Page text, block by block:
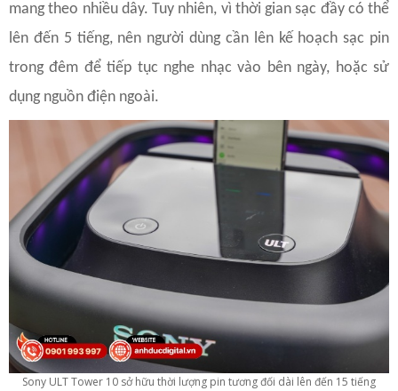
mang theo nhiều dây. Tuy nhiên, vì thời gian sạc đầy có thể
lên đến 5 tiếng, nên người dùng cần lên kế hoạch sạc pin
trong đêm để tiếp tục nghe nhạc vào bên ngày, hoặc sử
dụng nguồn điện ngoài.
Sony ULT Tower 10 sở hữu thời lượng pin tương đối dài lên đến 15 tiếng